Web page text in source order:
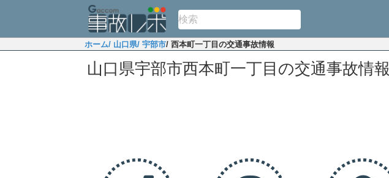
ホーム/ 山口県/ 宇部市/ 西本町一丁目の交通事故情報
山口県宇部市西本町一丁目の交通事故情報